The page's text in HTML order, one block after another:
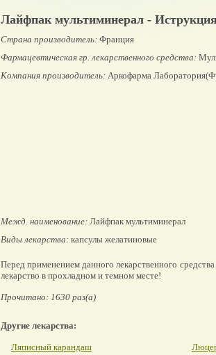
Лайфпак мультиминерал -
Страна производитель: Франция
Фармацевтическая гр. лекарственного средства:
Компания производитель: Аркофарма
Межд. наименование: Лайфпак мультиминерал
Виды лекарства: капсулы желатиновые
Перед применением данного лекарственного
лекарство в прохладном и темном месте!
Прочитано: 1630 раз(а)
Другие лекарства:
Ляписный карандаш